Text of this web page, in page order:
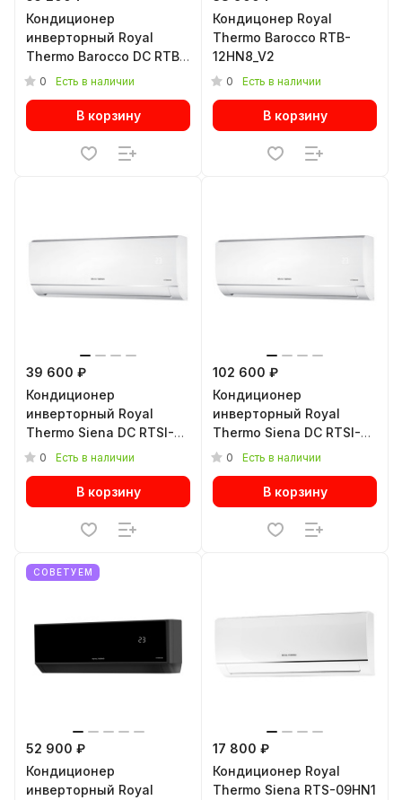
Кондиционер
инверторный Royal
Thermo Barocco DC RTBI-
12HN8/white
0 Есть в наличии
В корзину
Кондицонер Royal
Thermo Barocco RTB-
12HN8_V2
0 Есть в наличии
В корзину
39 600 ₽
Кондиционер
инверторный Royal
Thermo Siena DC RTSI-
09HN8
0 Есть в наличии
В корзину
102 600 ₽
Кондиционер
инверторный Royal
Thermo Siena DC RTSI-
24HN8
0 Есть в наличии
В корзину
СОВЕТУЕМ
52 900 ₽
Кондиционер
инверторный Royal
17 800 ₽
Кондиционер Royal
Thermo Siena RTS-09HN1